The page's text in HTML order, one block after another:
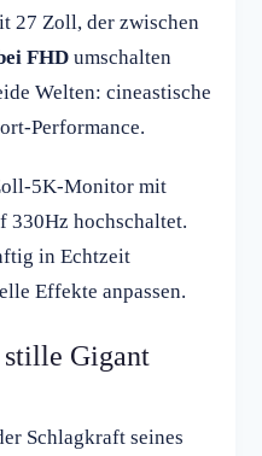
27 Zoll, der zwischen
FHD umschalten
Welten: cineastische
Performance.
5K-Monitor mit
330Hz hochschaltet.
in Echtzeit
Effekte anpassen.
Gigant
Schlagkraft seines